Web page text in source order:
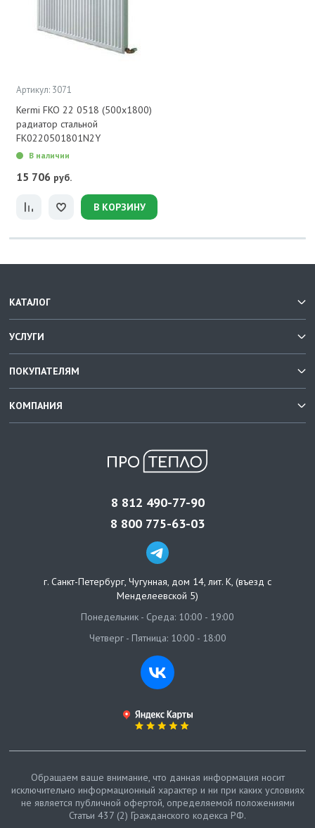
Артикул: 3071
Kermi FKO 22 0518 (500x1800)
радиатор стальной
FK0220501801N2Y
В наличии
15 706 руб.
В КОРЗИНУ
КАТАЛОГ
УСЛУГИ
ПОКУПАТЕЛЯМ
КОМПАНИЯ
8 812 490-77-90
8 800 775-63-03
г. Санкт-Петербург, Чугунная, дом 14, лит. К, (въезд с
Менделеевской 5)
Понедельник - Среда: 10:00 - 19:00
Четверг - Пятница: 10:00 - 18:00
Обращаем ваше внимание, что данная информация носит
исключительно информационный характер и ни при каких условиях
не является публичной офертой, определяемой положениями
Статьи 437 (2) Гражданского кодекса РФ.